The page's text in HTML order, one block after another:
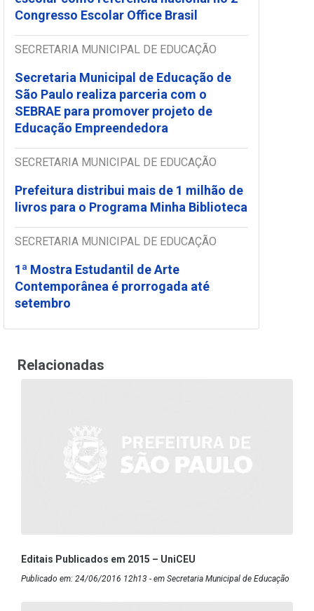
Congresso Escolar Office Brasil
SECRETARIA MUNICIPAL DE EDUCAÇÃO
Secretaria Municipal de Educação de
São Paulo realiza parceria com o
SEBRAE para promover projeto de
Educação Empreendedora
SECRETARIA MUNICIPAL DE EDUCAÇÃO
Prefeitura distribui mais de 1 milhão de
livros para o Programa Minha Biblioteca
SECRETARIA MUNICIPAL DE EDUCAÇÃO
1ª Mostra Estudantil de Arte
Contemporânea é prorrogada até
setembro
Relacionadas
Editais Publicados em 2015 – UniCEU
Publicado em: 24/06/2016 12h13 - em Secretaria Municipal de Educação